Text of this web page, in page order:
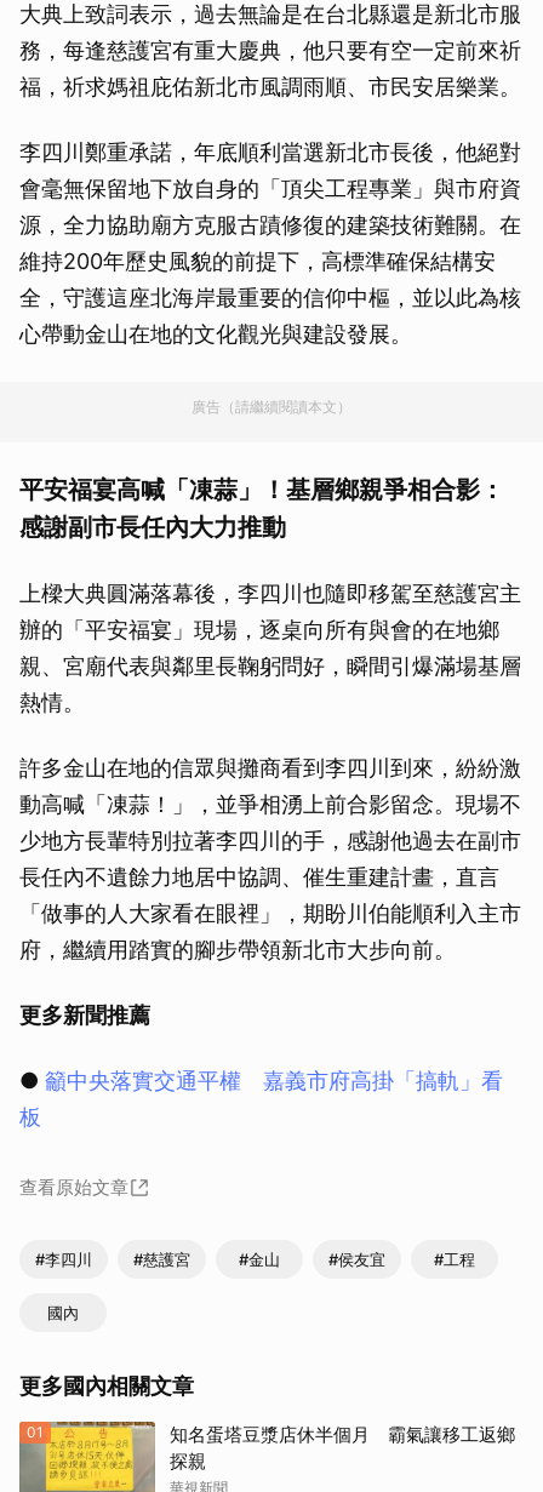
大典上致詞表示，過去無論是在台北縣還是新北市服
務，每逢慈護宮有重大慶典，他只要有空一定前來祈
福，祈求媽祖庇佑新北市風調雨順、市民安居樂業。
李四川鄭重承諾，年底順利當選新北市長後，他絕對
會毫無保留地下放自身的「頂尖工程專業」與市府資
源，全力協助廟方克服古蹟修復的建築技術難關。在
維持200年歷史風貌的前提下，高標準確保結構安
全，守護這座北海岸最重要的信仰中樞，並以此為核
心帶動金山在地的文化觀光與建設發展。
廣告（請繼續閱讀本文）
平安福宴高喊「凍蒜」！基層鄉親爭相合影：
感謝副市長任內大力推動
上樑大典圓滿落幕後，李四川也隨即移駕至慈護宮主
辦的「平安福宴」現場，逐桌向所有與會的在地鄉
親、宮廟代表與鄰里長鞠躬問好，瞬間引爆滿場基層
熱情。
許多金山在地的信眾與攤商看到李四川到來，紛紛激
動高喊「凍蒜！」，並爭相湧上前合影留念。現場不
少地方長輩特別拉著李四川的手，感謝他過去在副市
長任內不遺餘力地居中協調、催生重建計畫，直言
「做事的人大家看在眼裡」，期盼川伯能順利入主市
府，繼續用踏實的腳步帶領新北市大步向前。
更多新聞推薦
● 籲中央落實交通平權 嘉義市府高掛「搞軌」看
板
查看原始文章
#李四川 #慈護宮 #金山 #侯友宜 #工程
國內
更多國內相關文章
01
知名蛋塔豆漿店休半個月 霸氣讓移工返鄉
探親
華視新聞